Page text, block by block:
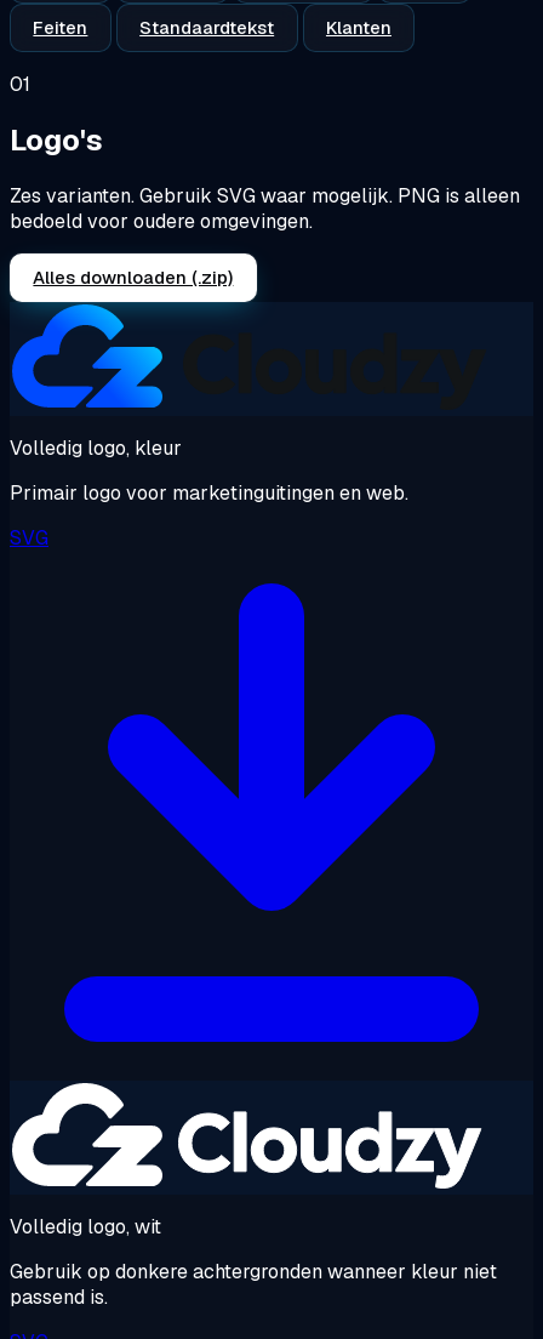
Feiten Standaardtekst Klanten
01
Logo's
Zes varianten. Gebruik SVG waar mogelijk. PNG is alleen
bedoeld voor oudere omgevingen.
Alles downloaden (.zip)
Volledig logo, kleur
Primair logo voor marketinguitingen en web.
SVG
Volledig logo, wit
Gebruik op donkere achtergronden wanneer kleur niet
passend is.